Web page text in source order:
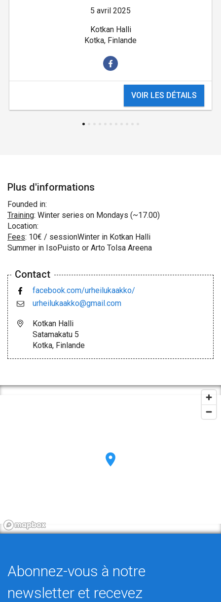
5 avril 2025
Kotkan Halli
Kotka, Finlande
VOIR LES DÉTAILS
Plus d'informations
Founded in:
Training: Winter series on Mondays (~17.00)
Location:
Fees: 10€ / sessionWinter in Kotkan Halli
Summer in IsoPuisto or Arto Tolsa Areena
Contact
facebook.com/urheilukaakko/
urheilukaakko@gmail.com
Kotkan Halli
Satamakatu 5
Kotka, Finlande
Abonnez-vous à notre
newsletter et recevez